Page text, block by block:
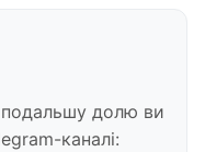
подальшу долю ви
каналі: